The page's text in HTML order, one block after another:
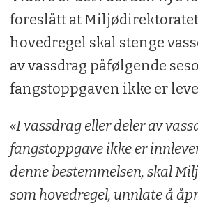
foreslått at
hovedregel skal stenge
av vassdrag påfølgende
fangstoppgaven ikke er
«I vassdrag eller deler av
fangstoppgave ikke er
denne bestemmelsen, skal
som hovedregel, unnlate å